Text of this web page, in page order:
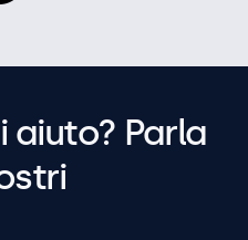
aiuto? Parla